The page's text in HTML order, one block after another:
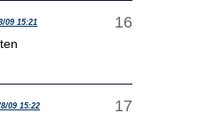
09 15:21
09 15:22